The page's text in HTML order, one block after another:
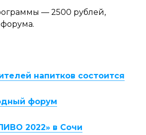
— 2500 рублей,
напитков состоится
форум
2022» в Сочи